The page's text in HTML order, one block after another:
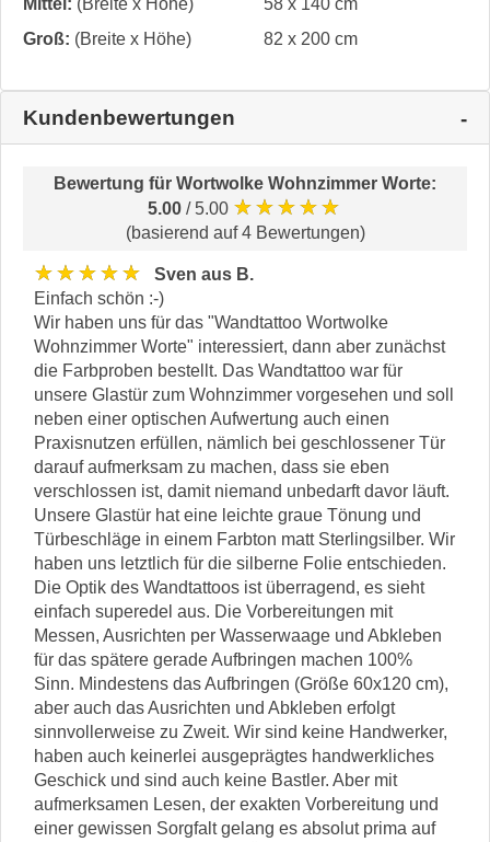
Mittel: (Breite x Höhe)
58 x 140 cm
Groß: (Breite x Höhe) 82 x 200 cm
Kundenbewertungen
Bewertung für Wortwolke Wohnzimmer Worte:
5.00 / 5.00 ★★★★★
(basierend auf 4 Bewertungen)
★★★★★
Sven aus B.
Einfach schön :-)
Wir haben uns für das "Wandtattoo Wortwolke
Wohnzimmer Worte" interessiert, dann aber zunächst
die Farbproben bestellt. Das Wandtattoo war für
unsere Glastür zum Wohnzimmer vorgesehen und soll
neben einer optischen Aufwertung auch einen
Praxisnutzen erfüllen, nämlich bei geschlossener Tür
darauf aufmerksam zu machen, dass sie eben
verschlossen ist, damit niemand unbedarft davor läuft.
Unsere Glastür hat eine leichte graue Tönung und
Türbeschläge in einem Farbton matt Sterlingsilber. Wir
haben uns letztlich für die silberne Folie entschieden.
Die Optik des Wandtattoos ist überragend, es sieht
einfach superedel aus. Die Vorbereitungen mit
Messen, Ausrichten per Wasserwaage und Abkleben
für das spätere gerade Aufbringen machen 100%
Sinn. Mindestens das Aufbringen (Größe 60x120 cm),
aber auch das Ausrichten und Abkleben erfolgt
sinnvollerweise zu Zweit. Wir sind keine Handwerker,
haben auch keinerlei ausgeprägtes handwerkliches
Geschick und sind auch keine Bastler. Aber mit
aufmerksamen Lesen, der exakten Vorbereitung und
einer gewissen Sorgfalt gelang es absolut prima auf